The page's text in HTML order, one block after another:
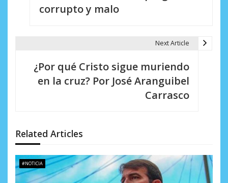
n
d
e
corrupto y malo
Next Article
¿Por qué Cristo sigue muriendo
en la cruz? Por José Aranguibel
Carrasco
Related Articles
#NOTICIA